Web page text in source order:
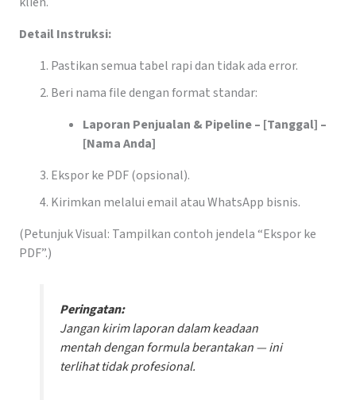
Detail Instruksi:
Pastikan semua tabel rapi dan tidak ada error.
Beri nama file dengan format standar:
Laporan Penjualan & Pipeline – [Tanggal] –
[Nama Anda]
Ekspor ke PDF (opsional).
Kirimkan melalui email atau WhatsApp bisnis.
(Petunjuk Visual: Tampilkan contoh jendela “Ekspor ke
PDF”.)
Peringatan:
Jangan kirim laporan dalam keadaan
mentah dengan formula berantakan — ini
terlihat tidak profesional.